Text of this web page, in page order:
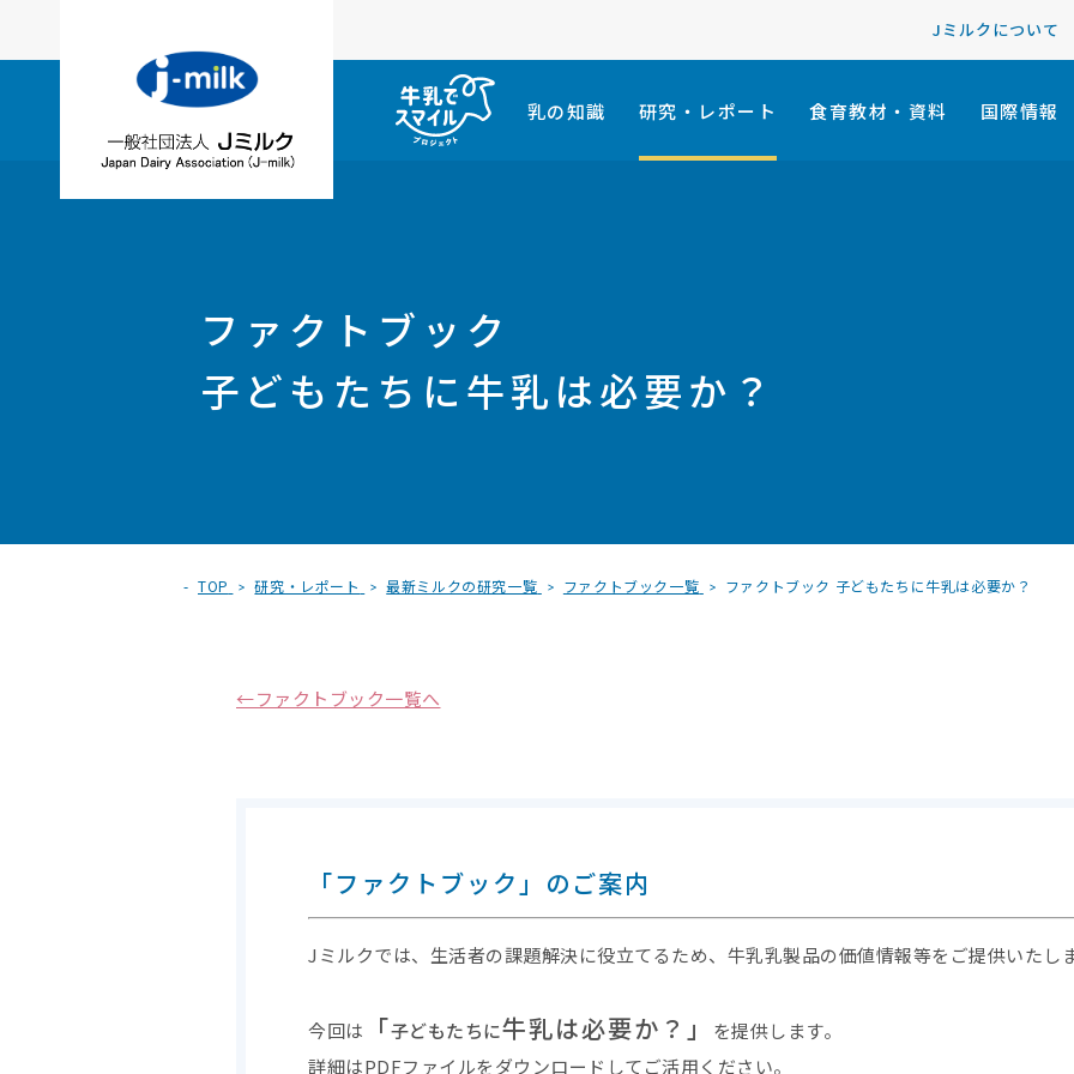
Jミルクについて
乳の知識 研究・レポート 食育教材・資料 国際情報
ファクトブック
子どもたちに牛乳は必要か？
TOP 研究・レポート 最新ミルクの研究一覧 ファクトブック一覧 ファクトブック 子どもたちに牛乳は必要か？
←ファクトブック一覧へ
「ファクトブック」のご案内
Jミルクでは、生活者の課題解決に役立てるため、牛乳乳製品の価値情報等をご提供いたし
今回は 「子どもたちに牛乳は必要か？ 」
を提供します。
詳細はPDFファイルをダウンロードしてご活用ください。